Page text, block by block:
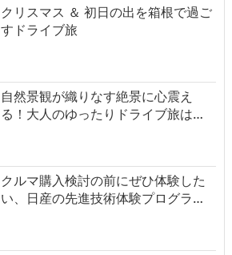
クリスマス ＆ 初日の出を箱根で過ご
すドライブ旅
自然景観が織りなす絶景に心震え
る！大人のゆったりドライブ旅は…
クルマ購入検討の前にぜひ体験した
い、日産の先進技術体験プログラ…